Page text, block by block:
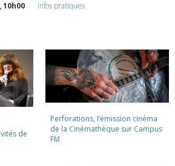
10h00
Infos pratiques
de
Perforations, l’émission cinéma
de la Cinémathèque sur Campus
FM